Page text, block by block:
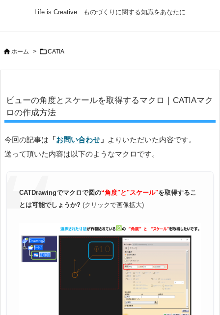
Life is Creative ものづくりに関する知識をあなたに

ホーム > CATIA
ビューの角度とスケールを取得するマクロ｜CATIAマク
ロの作成方法
今回の記事は 「お問い合わせ 」 よりいただいた内容です。
送って頂いた内容は以下のようなマクロです。
CATDrawingでマクロで図の“角度"と"スケール"を取得するこ
とは可能でしょうか? (クリックで画像拡大)